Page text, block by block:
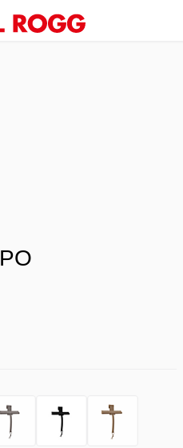
- Satellite
Farbton - Schwarz
Farbton